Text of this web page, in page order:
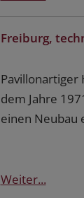
Freiburg,
Pavillonartiger
dem Jahre
einen Neubau
Weiter...